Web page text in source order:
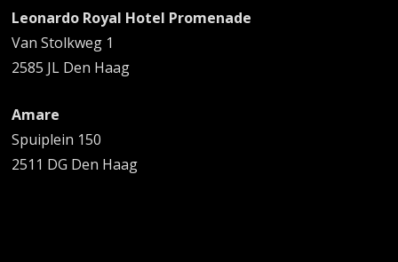
Leonardo Royal Hotel Promenade
Van Stolkweg 1
2585 JL Den Haag
Amare
Spuiplein 150
2511 DG Den Haag